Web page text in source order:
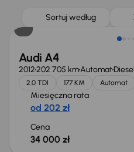
Sortuj według
Audi A4
2012202 705 kmAutomatDiesel
2.0 TDI 177 KM Automat
Miesięczna rata
od 202 zł
Cena
34 000 zł